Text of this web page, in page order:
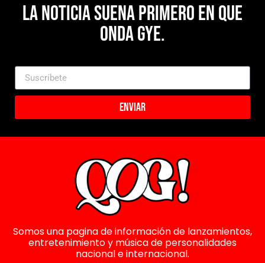
La noticia suena primero en Que
Onda Gye.
Enviar
Somos una pagina de información de lanzamientos,
entretenimiento y música de personalidades
nacional e internacional.